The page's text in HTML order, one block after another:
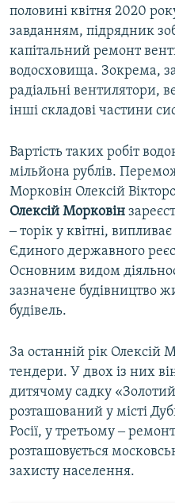
половині квітня 2020
завданням, підрядник
капітальний ремонт
водосховища. Зокрема,
радіальні вентилятори,
інші складові частини
Вартість таких робіт
мільйона рублів.
Морковін Олексій
Олексій Морковін
‒ торік у квітні,
Єдиного державного
Основним видом
зазначене будівництво
будівель.
За останній рік Олексій
тендери. У двох із них
дитячому садку
розташований у місті
Росії, у третьому ‒
розташовується
захисту населення.